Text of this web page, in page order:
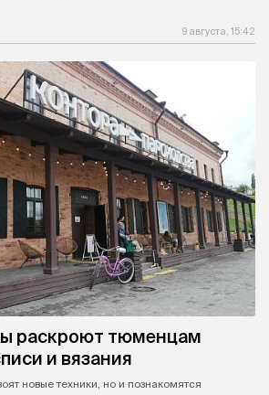
9 августа, 15:42
раскроют тюменцам
и вязания
новые техники, но и познакомятся